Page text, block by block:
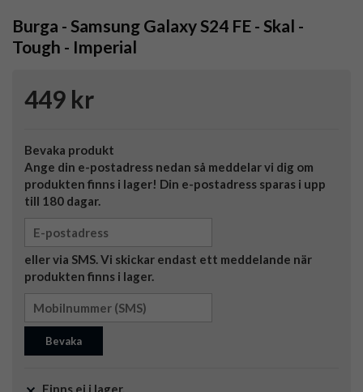
Burga - Samsung Galaxy S24 FE - Skal -
Tough - Imperial
449 kr
Bevaka produkt
Ange din e-postadress nedan så meddelar vi dig om
produkten finns i lager! Din e-postadress sparas i upp
till 180 dagar.
eller via SMS. Vi skickar endast ett meddelande när
produkten finns i lager.
Bevaka
Finns ej i lager.